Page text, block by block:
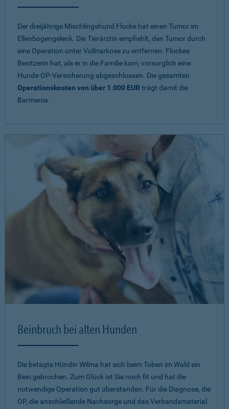
Der dreijährige Mischlingshund Flocke hat einen Tumor im
Ellenbogengelenk. Die Tierärztin empfiehlt, den Tumor durch
eine Operation unter Vollnarkose zu entfernen. Flockes
Besitzerin hat, als er in die Familie kam, vorsorglich eine
Hunde-OP-Versicherung abgeschlossen. Die gesamten
Operationskosten von über 1.000 EUR trägt damit die
Barmenia.
Beinbruch bei alten Hunden
Die betagte Hündin Wilma hat sich beim Toben im Wald ein
Bein gebrochen. Zum Glück ist Sie noch fit und hat die
notwendige Operation gut überstanden. Für die Diagnose, die
OP, die anschließende Nachsorge und das Verbandsmaterial